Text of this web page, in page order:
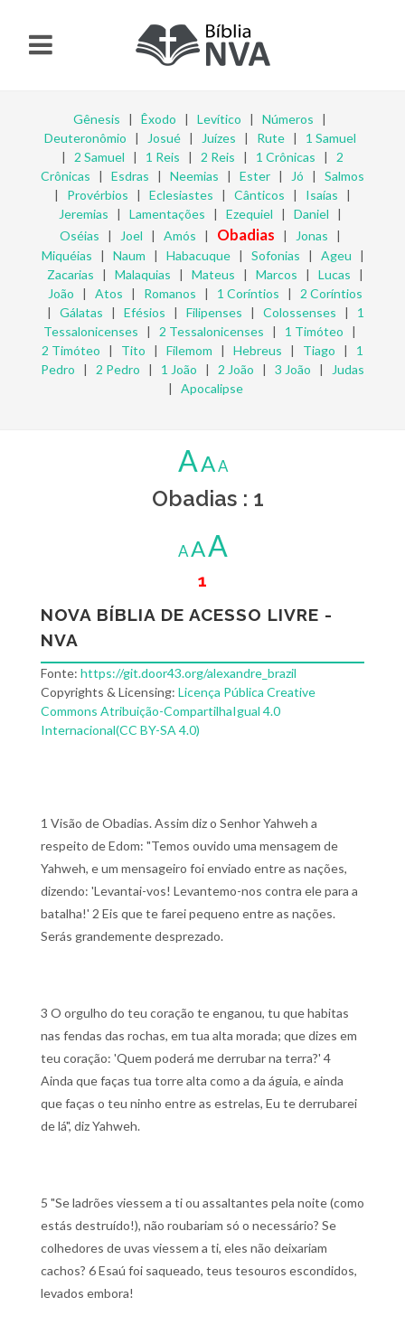
Gênesis | Êxodo | Levítico | Números |
Deuteronômio | Josué| Juízes | Rute| 1 Samuel
| 2 Samuel | 1 Reis | 2 Reis | 1 Crônicas | 2
Crônicas | Esdras | Neemias | Ester | Jó | Salmos
| Provérbios | Eclesiastes | Cânticos | Isaías |
Jeremias | Lamentações | Ezequiel | Daniel |
Oséias | Joel | Amós | Obadias | Jonas |
Miquéias | Naum | Habacuque| Sofonias | Ageu |
Zacarias | Malaquias | Mateus | Marcos | Lucas |
João | Atos | Romanos | 1 Coríntios | 2 Coríntios
| Gálatas | Efésios | Filipenses | Colossenses | 1
Tessalonicenses | 2 Tessalonicenses | 1 Timóteo |
2 Timóteo | Tito | Filemom | Hebreus | Tiago | 1
Pedro | 2 Pedro | 1 João | 2 João | 3 João |
Judas
| Apocalipse
AAA
Obadias : 1
AAA
1
NOVA BÍBLIA DE ACESSO LIVRE -
NVA
Fonte: https://git.door43.org/alexandre_brazil
Copyrights & Licensing: Licença Pública Creative
Commons Atribuição-CompartilhaIgual 4.0
Internacional(CC BY-SA 4.0)
1 Visão de Obadias. Assim diz o Senhor Yahweh a
respeito de Edom: "Temos ouvido uma mensagem de
Yahweh, e um mensageiro foi enviado entre as nações,
dizendo: 'Levantai-vos! Levantemo-nos contra ele para a
batalha!' 2 Eis que te farei pequeno entre as nações.
Serás grandemente desprezado.
3 O orgulho do teu coração te enganou, tu que habitas
nas fendas das rochas, em tua alta morada; que dizes em
teu coração: 'Quem poderá me derrubar na terra?' 4
Ainda que faças tua torre alta como a da águia, e ainda
que faças o teu ninho entre as estrelas, Eu te derrubarei
de lá", diz Yahweh.
5 "Se ladrões viessem a ti ou assaltantes pela noite (como
estás destruído!), não roubariam só o necessário? Se
colhedores de uvas viessem a ti, eles não deixariam
cachos? 6 Esaú foi saqueado, teus tesouros escondidos,
levados embora!